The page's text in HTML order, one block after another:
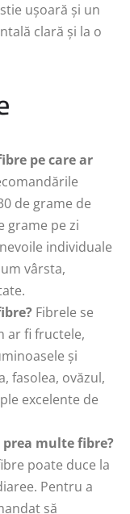
ușoară și un
clară și la o
pe care ar
de grame de
grame pe zi
individuale
vârsta,
Fibrele se
ar fi fructele,
și
fasolea, ovăzul,
excelente de
multe fibre?
poate duce la
Pentru a
să